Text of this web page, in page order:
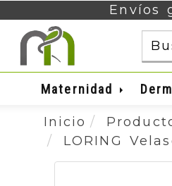
Envíos
Maternidad
Inicio
LORING